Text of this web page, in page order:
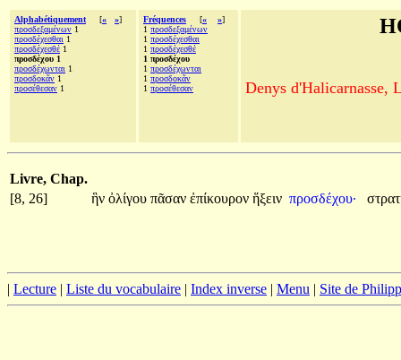
Alphabétiquement [« »]
προσδεξαμένων 1
προσδέχεσθαι 1
προσδέχεσθέ 1
προσδέχου 1
προσδέχωνται 1
προσδοκᾶν 1
προσέθεσαν 1
Fréquences [« »]
1 προσδεξαμένων
1 προσδέχεσθαι
1 προσδέχεσθέ
1 προσδέχου
1 προσδέχωνται
1 προσδοκᾶν
1 προσέθεσαν Denys d'Halicarnasse,
Livre, Chap.
[8, 26]
ἣν ὀλίγου πᾶσαν ἐπίκουρον ἥξειν προσδέχου·
| Lecture | Liste du vocabulaire | Index inverse | Menu | Site de